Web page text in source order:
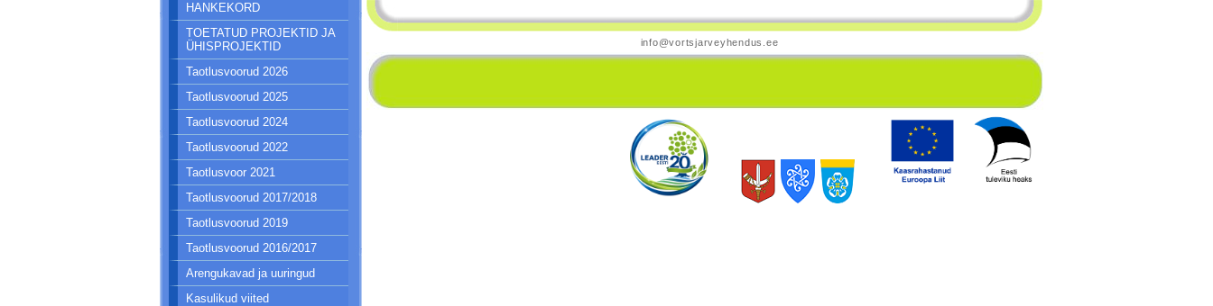
HANKEKORD
TOETATUD PROJEKTID JA
ÜHISPROJEKTID
Taotlusvoorud 2026
Taotlusvoorud 2025
Taotlusvoorud 2024
Taotlusvoorud 2022
Taotlusvoor 2021
Taotlusvoorud 2017/2018
Taotlusvoorud 2019
Taotlusvoorud 2016/2017
Arengukavad ja uuringud
Kasulikud viited
info@vortsjarveyhendus.ee